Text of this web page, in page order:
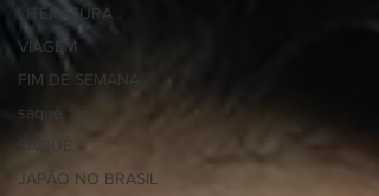
LITERATURA
VIAGEM
FIM DE SEMANA
saquê
SAQUÊ
JAPÃO NO BRASIL